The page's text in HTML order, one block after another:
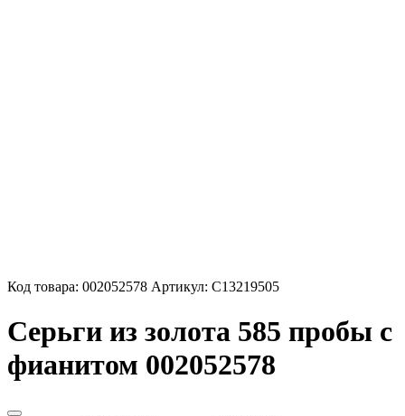
Код товара: 002052578 Артикул: С13219505
Серьги из золота 585 пробы с
фианитом 002052578